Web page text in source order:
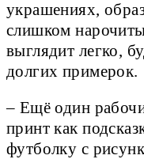
украшениях,
слишком
выглядит легко,
долгих примерок.
– Ещё один
принт как
футболку с